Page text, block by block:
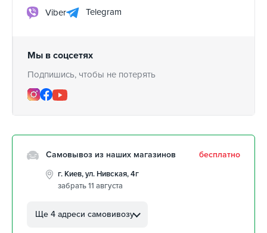
Viber
Telegram
Мы в соцсетях
Подпишись, чтобы не потерять
Самовывоз из наших магазинов бесплатно
г. Киев, ул. Нивская, 4г
забрать 11 августа
Автолюбителей, 8а
Ще 4 адреси самовивозу